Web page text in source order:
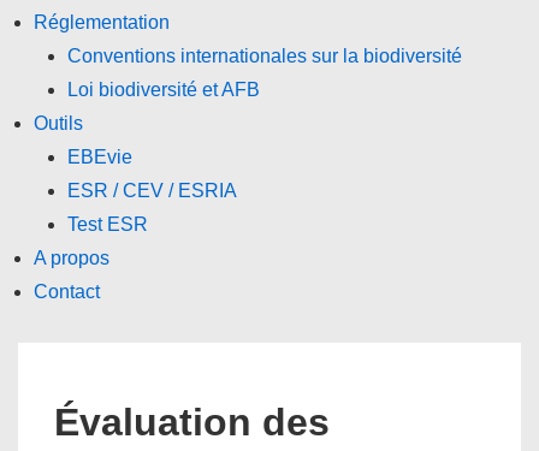
Réglementation
Conventions internationales sur la biodiversité
Loi biodiversité et AFB
Outils
EBEvie
ESR / CEV / ESRIA
Test ESR
A propos
Contact
Évaluation des